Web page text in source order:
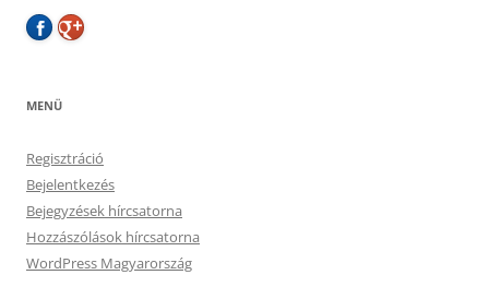
MENÜ
Regisztráció
Bejelentkezés
Bejegyzések hírcsatorna
Hozzászólások hírcsatorna
WordPress Magyarország